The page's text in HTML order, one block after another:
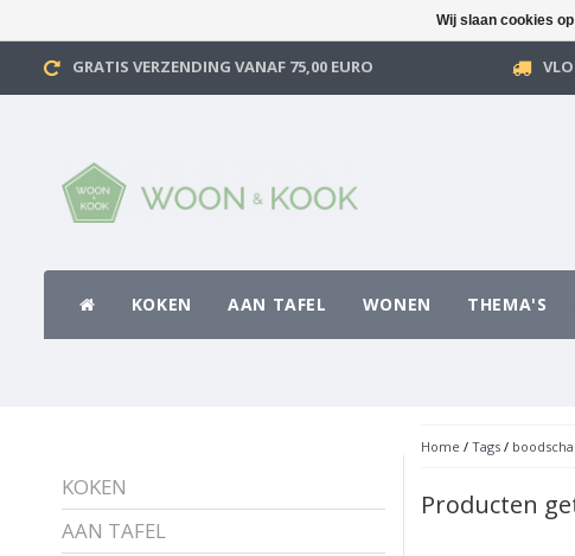
GRATIS VERZENDING VANAF 75,00 EURO
KOKEN AAN TAFEL WONEN THEMA'S
KOKEN
AAN TAFEL
Home / Tags/
Producten
Wij slaan cookies